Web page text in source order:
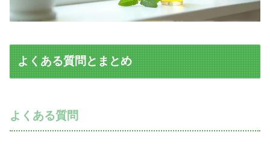
よくある質問とまとめ
よくある質問